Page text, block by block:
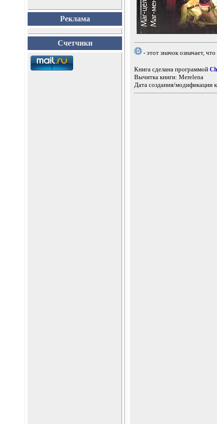
Реклама
Счетчики
- этот значок означает,
Книга сделана программой
Вычитка книги: Merelena
Дата создания/модификации